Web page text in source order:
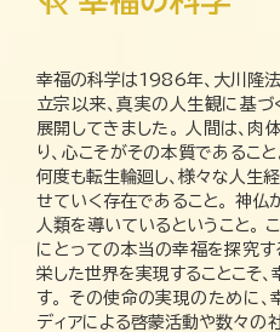
幸福の科学は1986年、大川隆法
立宗以来、真実の人生観に基づ
展開してきました。 人間は、
り、心こそがその本質であるこ
何度も転生輪廻し、様々な人生
せていく存在であること。 神仏
人類を導いているということ。
にとっての本当の幸福を探究
栄した世界を実現することこそ
す。 その使命の実現のために
ディアによる啓蒙活動や数々の